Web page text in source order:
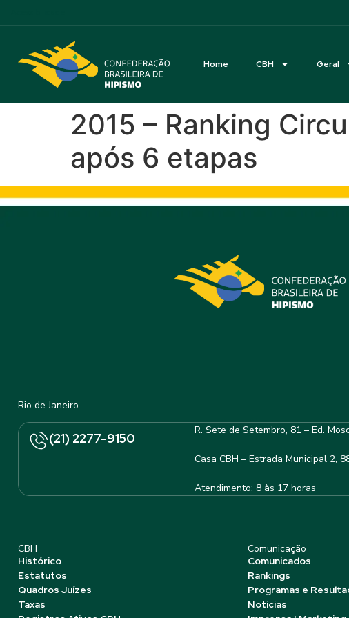
Home CBH Geral
2015 – Ranking
após 6 etapas
Rio de Janeiro
(21) 2277-9150
R. Sete de Setembro, 81 – Ed.
Casa CBH – Estrada Municipal 2,
Atendimento: 8 às 17 horas
CBH
Histórico
Estatutos
Quadros Juízes
Taxas
Comunicação
Comunicados
Rankings
Programas e
Notícias